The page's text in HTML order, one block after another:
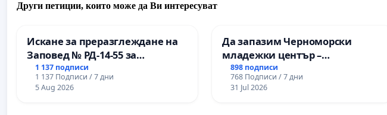
Други петиции, които може да Ви интересуват
Искане за преразглеждане на
Заповед № РД-14-55 за
вливането на
Професионалната гимназия по
промишлени технологии в
1 137 подписи
1 137 Подписи / 7 дни
5 Aug 2026
Да запазим Черноморски
младежки център –
пространство за младите на
Варна
898 подписи
768 Подписи / 7 дни
31 Jul 2026